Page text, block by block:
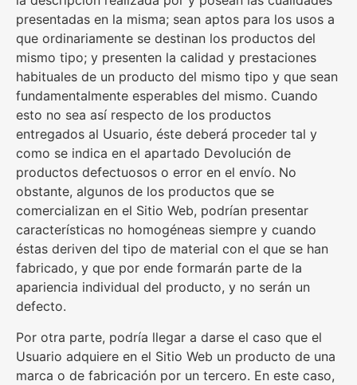
presentadas en la misma; sean aptos para los usos a
que ordinariamente se destinan los productos del
mismo tipo; y presenten la calidad y prestaciones
habituales de un producto del mismo tipo y que sean
fundamentalmente esperables del mismo. Cuando
esto no sea así respecto de los productos
entregados al Usuario, éste deberá proceder tal y
como se indica en el apartado Devolución de
productos defectuosos o error en el envío. No
obstante, algunos de los productos que se
comercializan en el Sitio Web, podrían presentar
características no homogéneas siempre y cuando
éstas deriven del tipo de material con el que se han
fabricado, y que por ende formarán parte de la
apariencia individual del producto, y no serán un
defecto.
Por otra parte, podría llegar a darse el caso que el
Usuario adquiere en el Sitio Web un producto de una
marca o de fabricación por un tercero. En este caso,